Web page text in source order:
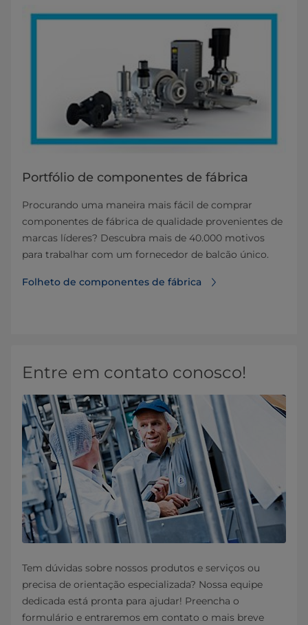
Portfólio de componentes de fábrica
Procurando uma maneira mais fácil de comprar
componentes de fábrica de qualidade provenientes de
marcas líderes? Descubra mais de 40.000 motivos
para trabalhar com um fornecedor de balcão único.
Folheto de componentes de fábrica
Entre em contato conosco!
Tem dúvidas sobre nossos produtos e serviços ou
precisa de orientação especializada? Nossa equipe
dedicada está pronta para ajudar! Preencha o
formulário e entraremos em contato o mais breve